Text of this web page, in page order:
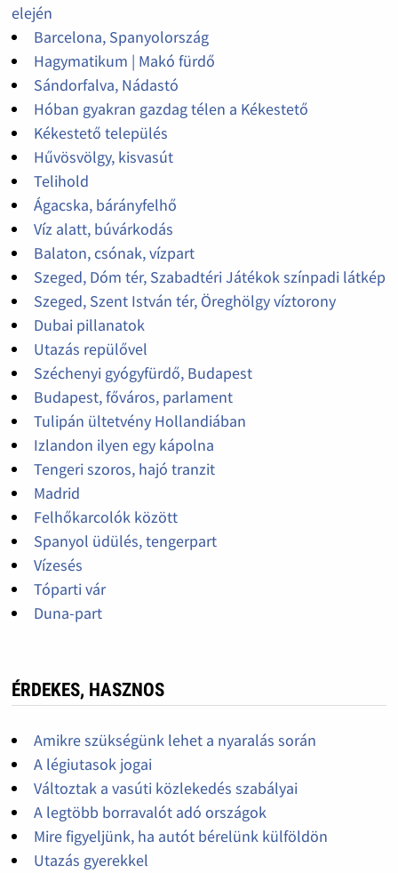
elején
Barcelona, Spanyolország
Hagymatikum | Makó fürdő
Sándorfalva, Nádastó
Hóban gyakran gazdag télen a Kékestető
Kékestető település
Hűvösvölgy, kisvasút
Telihold
Ágacska, bárányfelhő
Víz alatt, búvárkodás
Balaton, csónak, vízpart
Szeged, Dóm tér, Szabadtéri Játékok színpadi látkép
Szeged, Szent István tér, Öreghölgy víztorony
Dubai pillanatok
Utazás repülővel
Széchenyi gyógyfürdő, Budapest
Budapest, főváros, parlament
Tulipán ültetvény Hollandiában
Izlandon ilyen egy kápolna
Tengeri szoros, hajó tranzit
Madrid
Felhőkarcolók között
Spanyol üdülés, tengerpart
Vízesés
Tóparti vár
Duna-part
ÉRDEKES, HASZNOS
Amikre szükségünk lehet a nyaralás során
A légiutasok jogai
Változtak a vasúti közlekedés szabályai
A legtöbb borravalót adó országok
Mire figyeljünk, ha autót bérelünk külföldön
Utazás gyerekkel